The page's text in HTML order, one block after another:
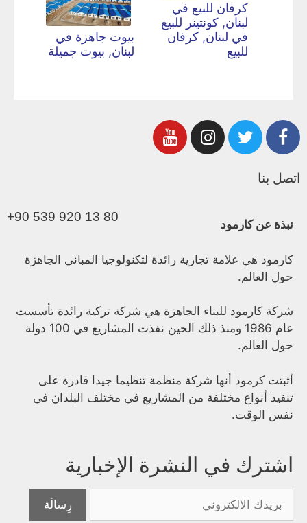
كرفان للبيع في
لبنان, كونتينر للبيع
في لبنان, كرفان
للبيع
بيوت جاهزة في
لبنان, بيوت جميلة
اتصل بنا
+90 539 920 13 80
نبذة عن كارمود
كارمود هي علامة تجارية رائدة لتكنولوجيا المباني الجاهزة
حول العالم.
شركة كارمود للبناء الجاهزة هي شركة تركية رائدة تأسست
عام 1986 ومنذ ذلك الحين نفذت المشاريع في 100 دولة
حول العالم.
أثبتت كرمود أنها شركة منظمة تنظيما جيدا قادرة على
تنفيذ أنواع مختلفة من المشاريع في مختلف البلدان في
نفس الوقت.
اشترك في النشرة الإخبارية